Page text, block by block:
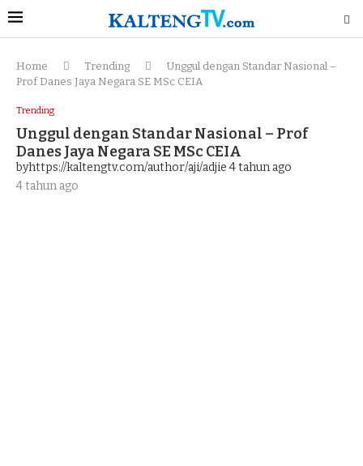
Home Trending
Unggul dengan Standar Nasional –
Prof Danes Jaya Negara SE MSc CEIA
Trending
Unggul dengan Standar Nasional – Prof
Danes Jaya Negara SE MSc CEIA
byhttps://kaltengtv.com/author/aji/adjie 4 tahun ago
4 tahun ago